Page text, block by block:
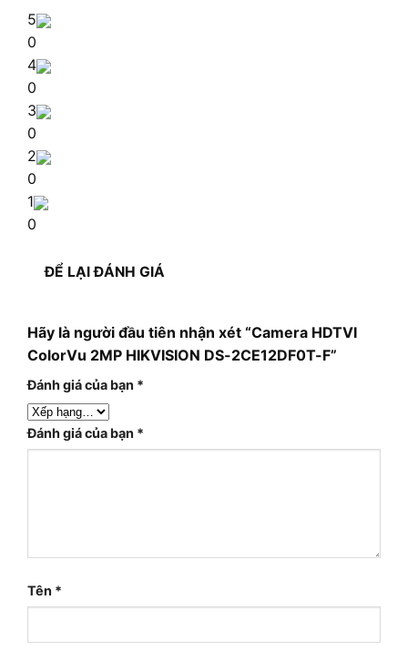
5
0
4
0
3
0
2
0
1
0
ĐỂ LẠI ĐÁNH GIÁ
Hãy là người đầu tiên nhận xét “Camera HDTVI
ColorVu 2MP HIKVISION DS-2CE12DF0T-F”
Đánh giá của bạn *
Đánh giá của bạn *
Tên *